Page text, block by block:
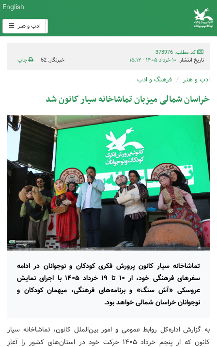
English
ادب و هنر
کد مطلب: 373976
تاریخ انتشار: ۱۰ خرداد ۱۴۰۵ - ۱۵:۱۲ خبرنگار: 52 چاپ
ادب و هنر فرهنگ و ادب
خراسان شمالی میزبان تماشاخانه سیار کانون شد
تماشاخانه سیار کانون پرورش فکری کودکان و نوجوانان در ادامه
سفرهای فرهنگی خود، از ۱۰ تا ۱۹ خرداد ۱۴۰۵ با اجرای نمایش
عروسکی «آش سنگ» و برنامه‌های فرهنگی، میهمان کودکان و
نوجوانان خراسان شمالی خواهد بود.
به گزارش اداره‌کل روابط عمومی و امور بین‌الملل کانون، تماشاخانه سیار
کانون که از پنجم خرداد ۱۴۰۵ حرکت خود در استان‌های کشور را آغاز